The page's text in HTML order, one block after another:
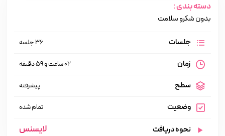
دسته بندی :
بدون شکرو سلامت
جلسات 36 جلسه
زمان 02 ساعت و 59 دقیقه
سطح پیشرفته
وضعیت تمام شده
نحوه دریافت لایسنس